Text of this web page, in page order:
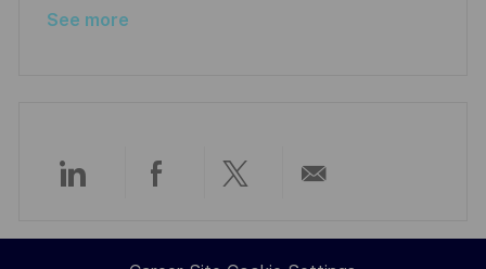
See more
Share
via
Share
via
Share
via
via